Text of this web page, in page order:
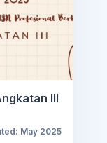
III
May 2025